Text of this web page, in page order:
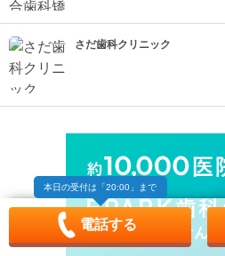
本日の受付は 「20:00」まで
電話する
さだ歯科クリニック